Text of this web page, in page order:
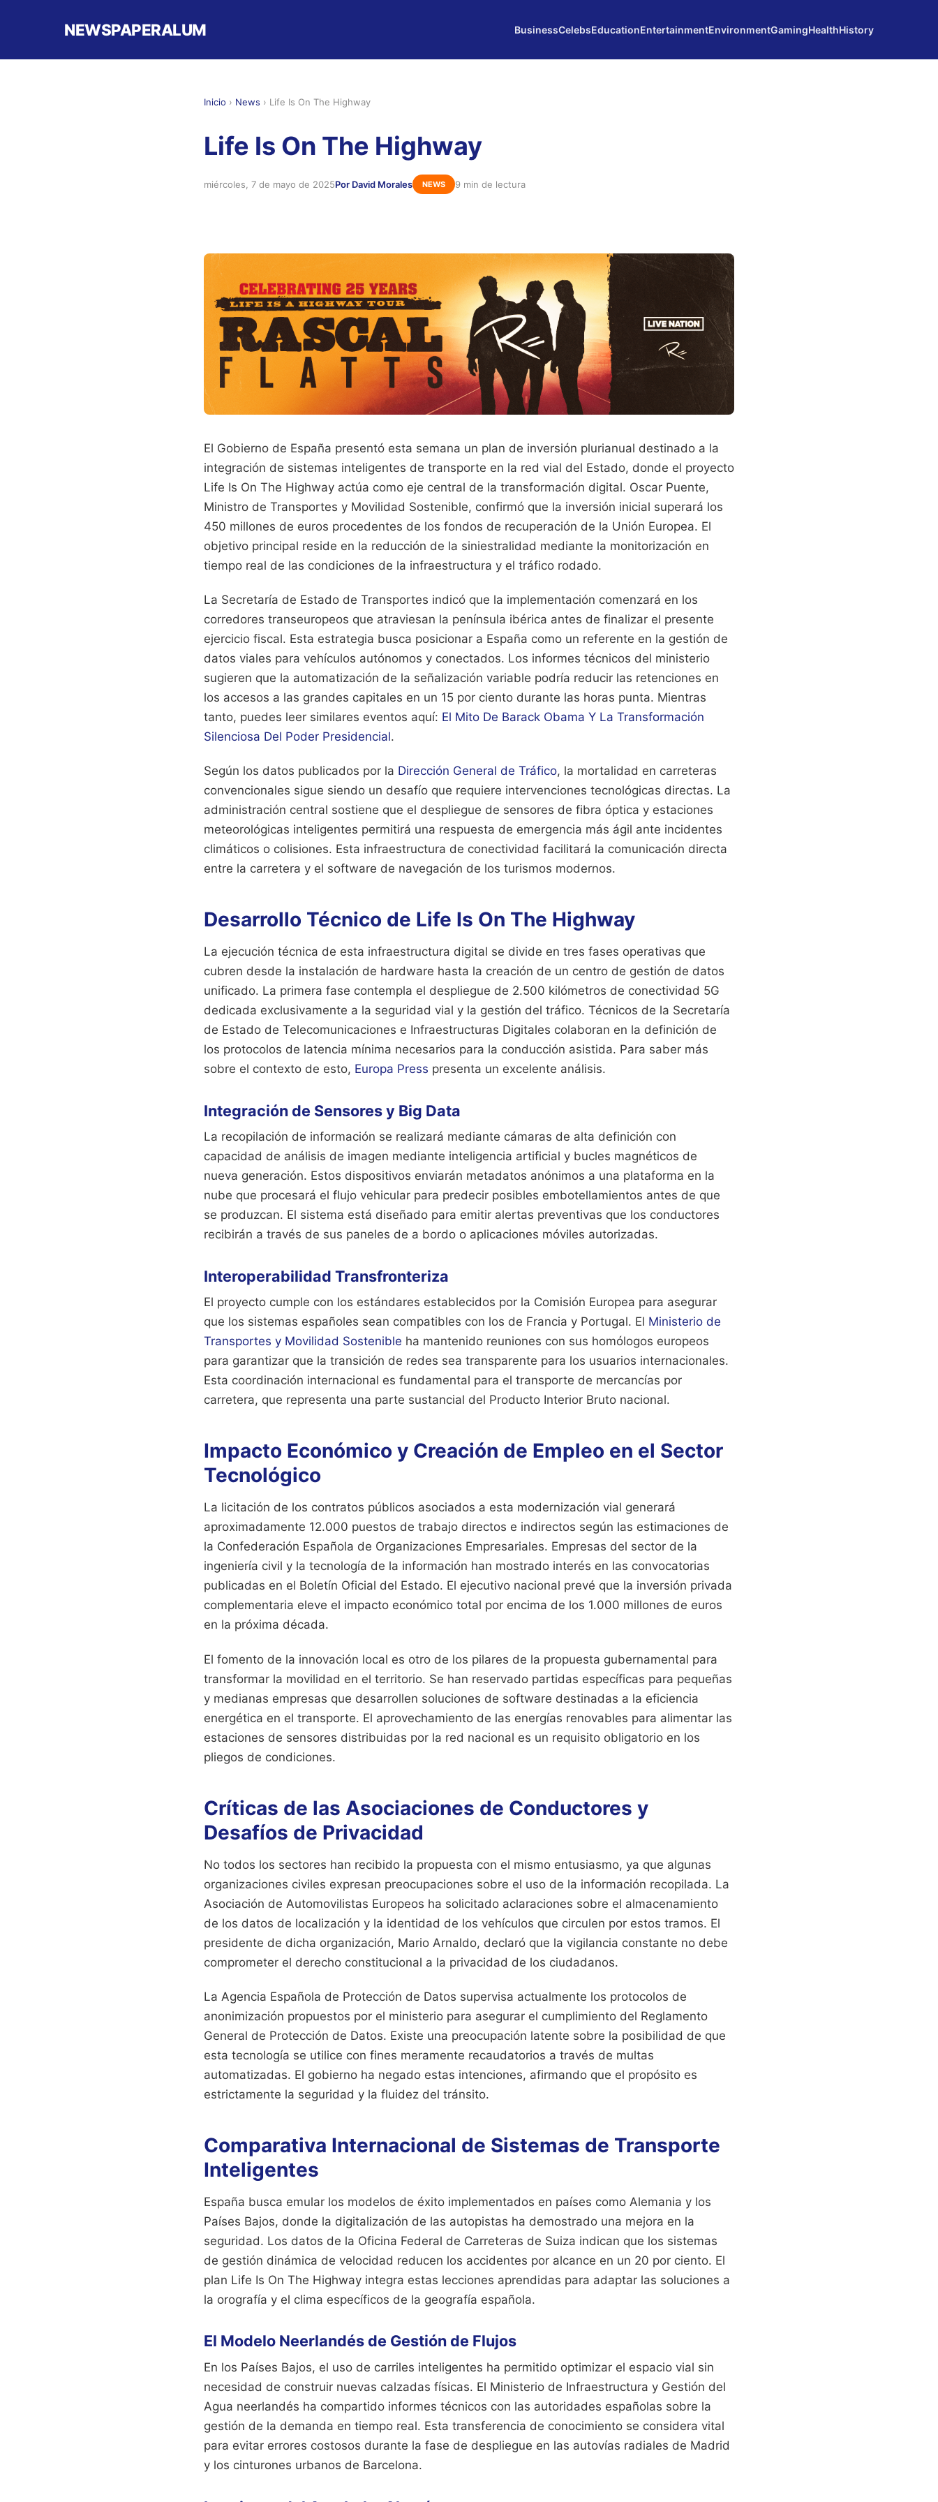
NEWSPAPERALUM BusinessCelebsEducationEntertainmentEnvironmentGamingHealthHistory
Inicio › News › Life Is On The Highway
Life Is On The Highway
miércoles, 7 de mayo de 2025Por David Morales NEWS 9 min de lectura
El Gobierno de España presentó esta semana un plan de inversión plurianual destinado a la
integración de sistemas inteligentes de transporte en la red vial del Estado, donde el proyecto
Life Is On The Highway actúa como eje central de la transformación digital. Oscar Puente,
Ministro de Transportes y Movilidad Sostenible, confirmó que la inversión inicial superará los
450 millones de euros procedentes de los fondos de recuperación de la Unión Europea. El
objetivo principal reside en la reducción de la siniestralidad mediante la monitorización en
tiempo real de las condiciones de la infraestructura y el tráfico rodado.
La Secretaría de Estado de Transportes indicó que la implementación comenzará en los
corredores transeuropeos que atraviesan la península ibérica antes de finalizar el presente
ejercicio fiscal. Esta estrategia busca posicionar a España como un referente en la gestión de
datos viales para vehículos autónomos y conectados. Los informes técnicos del ministerio
sugieren que la automatización de la señalización variable podría reducir las retenciones en
los accesos a las grandes capitales en un 15 por ciento durante las horas punta. Mientras
tanto, puedes leer similares eventos aquí: El Mito De Barack Obama Y La Transformación
Silenciosa Del Poder Presidencial.
Según los datos publicados por la Dirección General de Tráfico, la mortalidad en carreteras
convencionales sigue siendo un desafío que requiere intervenciones tecnológicas directas. La
administración central sostiene que el despliegue de sensores de fibra óptica y estaciones
meteorológicas inteligentes permitirá una respuesta de emergencia más ágil ante incidentes
climáticos o colisiones. Esta infraestructura de conectividad facilitará la comunicación directa
entre la carretera y el software de navegación de los turismos modernos.
Desarrollo Técnico de Life Is On The Highway
La ejecución técnica de esta infraestructura digital se divide en tres fases operativas que
cubren desde la instalación de hardware hasta la creación de un centro de gestión de datos
unificado. La primera fase contempla el despliegue de 2.500 kilómetros de conectividad 5G
dedicada exclusivamente a la seguridad vial y la gestión del tráfico. Técnicos de la Secretaría
de Estado de Telecomunicaciones e Infraestructuras Digitales colaboran en la definición de
los protocolos de latencia mínima necesarios para la conducción asistida. Para saber más
sobre el contexto de esto, Europa Press presenta un excelente análisis.
Integración de Sensores y Big Data
La recopilación de información se realizará mediante cámaras de alta definición con
capacidad de análisis de imagen mediante inteligencia artificial y bucles magnéticos de
nueva generación. Estos dispositivos enviarán metadatos anónimos a una plataforma en la
nube que procesará el flujo vehicular para predecir posibles embotellamientos antes de que
se produzcan. El sistema está diseñado para emitir alertas preventivas que los conductores
recibirán a través de sus paneles de a bordo o aplicaciones móviles autorizadas.
Interoperabilidad Transfronteriza
El proyecto cumple con los estándares establecidos por la Comisión Europea para asegurar
que los sistemas españoles sean compatibles con los de Francia y Portugal. El Ministerio de
Transportes y Movilidad Sostenible ha mantenido reuniones con sus homólogos europeos
para garantizar que la transición de redes sea transparente para los usuarios internacionales.
Esta coordinación internacional es fundamental para el transporte de mercancías por
carretera, que representa una parte sustancial del Producto Interior Bruto nacional.
Impacto Económico y Creación de Empleo en el Sector
Tecnológico
La licitación de los contratos públicos asociados a esta modernización vial generará
aproximadamente 12.000 puestos de trabajo directos e indirectos según las estimaciones de
la Confederación Española de Organizaciones Empresariales. Empresas del sector de la
ingeniería civil y la tecnología de la información han mostrado interés en las convocatorias
publicadas en el Boletín Oficial del Estado. El ejecutivo nacional prevé que la inversión privada
complementaria eleve el impacto económico total por encima de los 1.000 millones de euros
en la próxima década.
El fomento de la innovación local es otro de los pilares de la propuesta gubernamental para
transformar la movilidad en el territorio. Se han reservado partidas específicas para pequeñas
y medianas empresas que desarrollen soluciones de software destinadas a la eficiencia
energética en el transporte. El aprovechamiento de las energías renovables para alimentar las
estaciones de sensores distribuidas por la red nacional es un requisito obligatorio en los
pliegos de condiciones.
Críticas de las Asociaciones de Conductores y
Desafíos de Privacidad
No todos los sectores han recibido la propuesta con el mismo entusiasmo, ya que algunas
organizaciones civiles expresan preocupaciones sobre el uso de la información recopilada. La
Asociación de Automovilistas Europeos ha solicitado aclaraciones sobre el almacenamiento
de los datos de localización y la identidad de los vehículos que circulen por estos tramos. El
presidente de dicha organización, Mario Arnaldo, declaró que la vigilancia constante no debe
comprometer el derecho constitucional a la privacidad de los ciudadanos.
La Agencia Española de Protección de Datos supervisa actualmente los protocolos de
anonimización propuestos por el ministerio para asegurar el cumplimiento del Reglamento
General de Protección de Datos. Existe una preocupación latente sobre la posibilidad de que
esta tecnología se utilice con fines meramente recaudatorios a través de multas
automatizadas. El gobierno ha negado estas intenciones, afirmando que el propósito es
estrictamente la seguridad y la fluidez del tránsito.
Comparativa Internacional de Sistemas de Transporte
Inteligentes
España busca emular los modelos de éxito implementados en países como Alemania y los
Países Bajos, donde la digitalización de las autopistas ha demostrado una mejora en la
seguridad. Los datos de la Oficina Federal de Carreteras de Suiza indican que los sistemas
de gestión dinámica de velocidad reducen los accidentes por alcance en un 20 por ciento. El
plan Life Is On The Highway integra estas lecciones aprendidas para adaptar las soluciones a
la orografía y el clima específicos de la geografía española.
El Modelo Neerlandés de Gestión de Flujos
En los Países Bajos, el uso de carriles inteligentes ha permitido optimizar el espacio vial sin
necesidad de construir nuevas calzadas físicas. El Ministerio de Infraestructura y Gestión del
Agua neerlandés ha compartido informes técnicos con las autoridades españolas sobre la
gestión de la demanda en tiempo real. Esta transferencia de conocimiento se considera vital
para evitar errores costosos durante la fase de despliegue en las autovías radiales de Madrid
y los cinturones urbanos de Barcelona.